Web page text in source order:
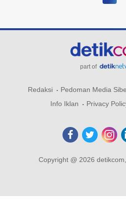
part of
Redaksi Pedoman Media
Info Iklan
Privacy
Copyright @ 2026